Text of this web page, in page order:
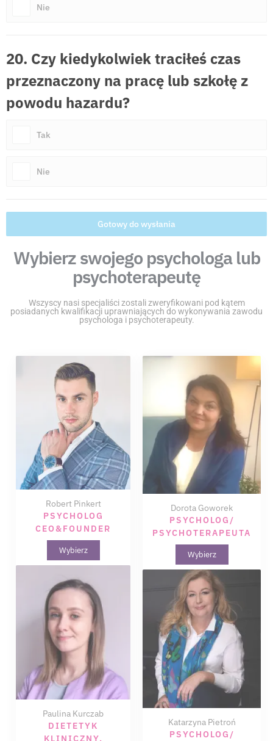
Nie
20. Czy kiedykolwiek traciłeś czas
przeznaczony na pracę lub szkołę z
powodu hazardu?
Tak
Nie
Gotowy do wysłania
Wybierz swojego psychologa lub
psychoterapeutę
Wszyscy nasi specjaliści zostali zweryfikowani pod kątem
posiadanych kwalifikacji uprawniających do wykonywania zawodu
psychologa i psychoterapeuty.
Robert Pinkert
PSYCHOLOG
CEO&FOUNDER
Wybierz
Paulina Kurczab
DIETETYK
KLINICZNY,
Dorota Goworek
PSYCHOLOG/
PSYCHOTERAPEUTA
Wybierz
Katarzyna Pietroń
PSYCHOLOG/